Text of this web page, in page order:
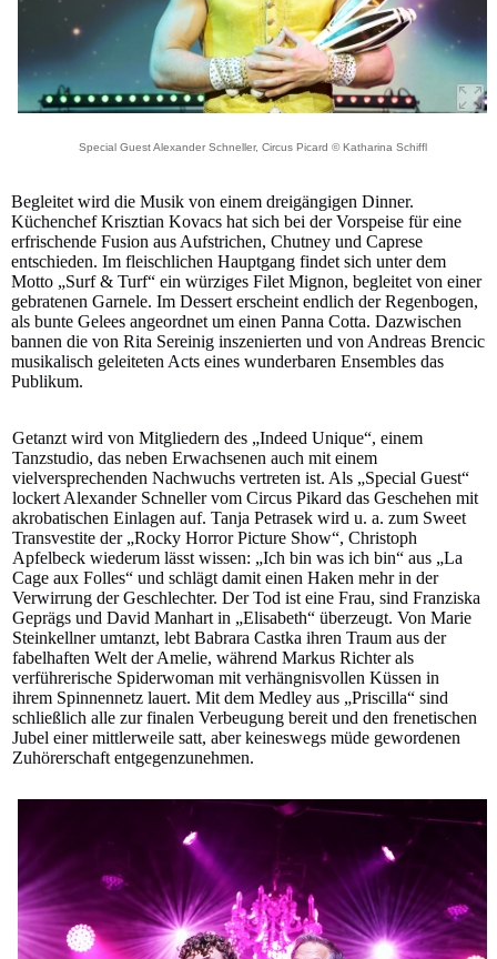
Special Guest Alexander Schneller, Circus Picard © Katharina Schiffl
Begleitet wird die Musik von einem dreigängigen Dinner.
Küchenchef Krisztian Kovacs hat sich bei der Vorspeise für eine
erfrischende Fusion aus Aufstrichen, Chutney und Caprese
entschieden. Im fleischlichen Hauptgang findet sich unter dem
Motto „Surf & Turf“ ein würziges Filet Mignon, begleitet von einer
gebratenen Garnele. Im Dessert erscheint endlich der Regenbogen,
als bunte Gelees angeordnet um einen Panna Cotta. Dazwischen
bannen die von Rita Sereinig inszenierten und von Andreas Brencic
musikalisch geleiteten Acts eines wunderbaren Ensembles das
Publikum.
Getanzt wird von Mitgliedern des „Indeed Unique“, einem
Tanzstudio, das neben Erwachsenen auch mit einem
vielversprechenden Nachwuchs vertreten ist. Als „Special Guest“
lockert Alexander Schneller vom Circus Pikard das Geschehen mit
akrobatischen Einlagen auf. Tanja Petrasek wird u. a. zum Sweet
Transvestite der „Rocky Horror Picture Show“, Christoph
Apfelbeck wiederum lässt wissen: „Ich bin was ich bin“ aus „La
Cage aux Folles“ und schlägt damit einen Haken mehr in der
Verwirrung der Geschlechter. Der Tod ist eine Frau, sind Franziska
Geprägs und David Manhart in „Elisabeth“ überzeugt. Von Marie
Steinkellner umtanzt, lebt Babrara Castka ihren Traum aus der
fabelhaften Welt der Amelie, während Markus Richter als
verführerische Spiderwoman mit verhängnisvollen Küssen in
ihrem Spinnennetz lauert. Mit dem Medley aus „Priscilla“ sind
schließlich alle zur finalen Verbeugung bereit und den frenetischen
Jubel einer mittlerweile satt, aber keineswegs müde gewordenen
Zuhörerschaft entgegenzunehmen.